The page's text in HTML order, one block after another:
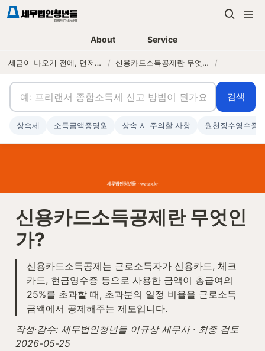
About Service
세금이 나오기 전에, 먼저 연락하는 세무법인 / 신용카드소득공제란 무엇인가? /
신용카드소득공제란 무엇인
가?
신용카드소득공제는 근로소득자가 신용카드, 체크
카드, 현금영수증 등으로 사용한 금액이 총급여의
25%를 초과할 때, 초과분의 일정 비율을 근로소득
금액에서 공제해주는 제도입니다.
작성·감수: 세무법인청년들 이규상 세무사 · 최종 검토
2026-05-25
검색
상속세 소득금액증명원 상속 시 주의할 사항 원천징수영수증